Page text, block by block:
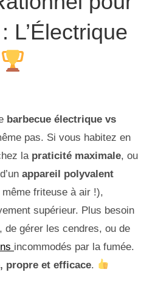
L’Électrique
barbecue électrique vs
pas. Si vous habitez en
la praticité maximale, ou
appareil polyvalent
friteuse à air !),
supérieur. Plus besoin
de gérer les cendres, ou de
incommodés par la fumée.
propre et efficace.